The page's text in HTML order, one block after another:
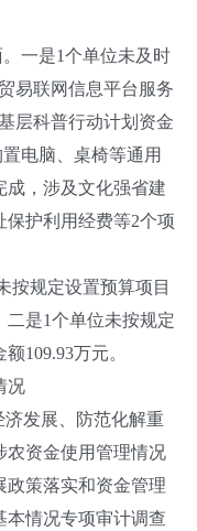
一是1个单位未及时
易联网信息平台服务
层科普行动计划资金
电脑、桌椅等通用
成，涉及文化强省建
护利用经费等2个项
规定设置预算项目
是1个单位未按规定
109.93万元。
况
发展、防范化解重
农资金使用管理情况
政策落实和资金管理
本情况专项审计调查